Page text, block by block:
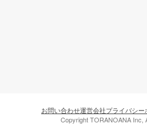
お問い合わせ運営会社プライバシー
Copyright TORANOANA Inc,